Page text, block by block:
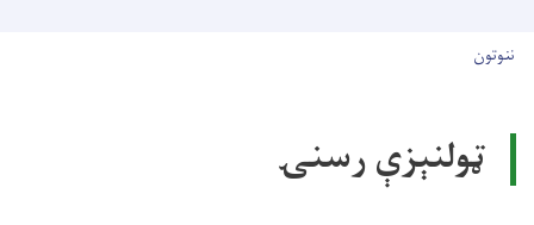
User account menu
ننوتون
ټولنېزې رسنۍ